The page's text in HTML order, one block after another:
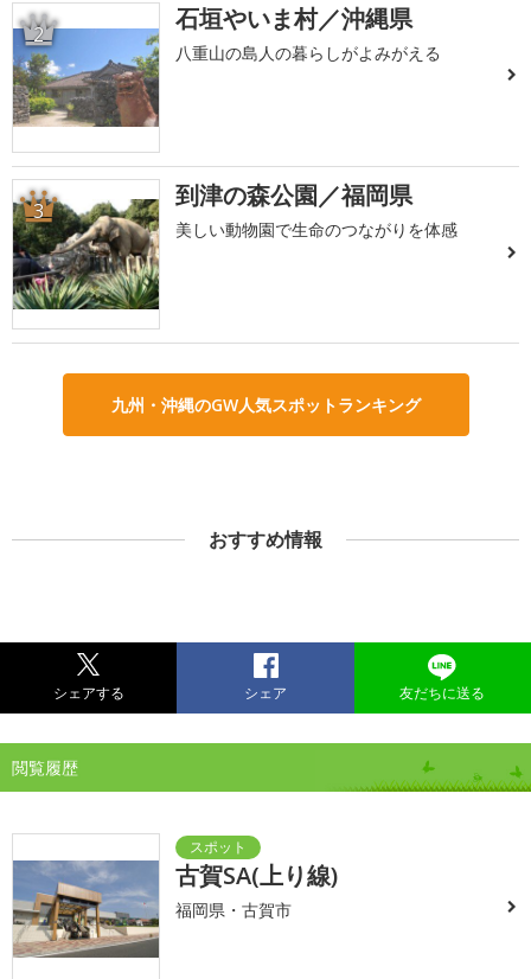
2 石垣やいま村／沖縄県
八重山の島人の暮らしがよみがえる
3 到津の森公園／福岡県
美しい動物園で生命のつながりを体感
九州・沖縄のGW人気スポットランキング
おすすめ情報
シェアする シェア 友だちに送る
閲覧履歴
古賀SA(上り線)
福岡県・古賀市